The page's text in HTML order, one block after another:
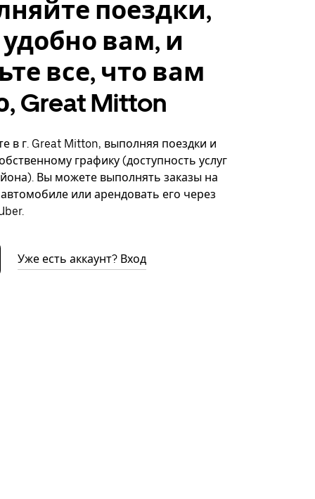
поездки,
удобно вам, и
все, что вам
Great Mitton
в г. Great Mitton, выполняя поездки и
графику (доступность услуг
Вы можете выполнять заказы на
или арендовать его через
Уже есть аккаунт? Вход